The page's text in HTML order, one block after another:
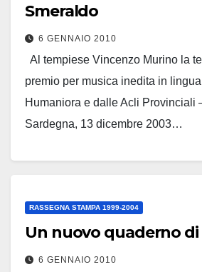
Smeraldo
6 GENNAIO 2010
Al tempiese Vincenzo Murino la
premio per musica inedita in
Humaniora e dalle Acli Provinciali
Sardegna, 13 dicembre 2003…
RASSEGNA STAMPA 1999-2004
Un nuovo quaderno di
6 GENNAIO 2010